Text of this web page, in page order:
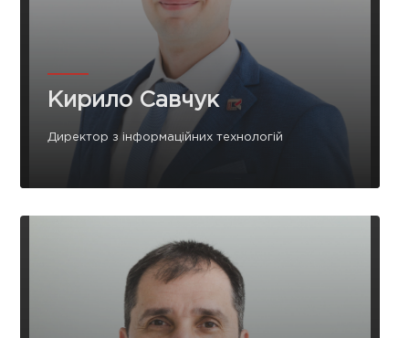
Кирило Савчук
Директор з інформаційних технологій